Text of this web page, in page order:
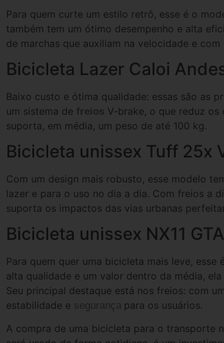
Para quem curte um estilo retrô, esse é o
também tem um ótimo desempenho e alta
de marchas que auxiliam na velocidade e
Bicicleta Lazer Caloi
Baixo custo e ótima qualidade: essas são as
um sistema de freios V-brake, o que reduz os
suporta, em média, um peso de até 100 kg.
Bicicleta unissex Tuff 25x
Com um design mais robusto, esse modelo
lazer e para o uso no dia a dia. Com freios a
suporta os impactos das vias urbanas
Bicicleta unissex NX11 GTA
Para quem quer uma bicicleta mais leve,
alta qualidade e um valor dentro da média,
Seu principal destaque está nos freios: com
estabilidade e segurança para os usuários.
A compra de uma bicicleta para o transporte